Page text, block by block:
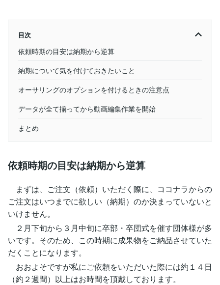
目次
依頼時期の目安は納期から逆算
納期について気を付けておきたいこと
オーサリングのオプションを付けるときの注意点
データが全て揃ってから動画編集作業を開始
まとめ
依頼時期の目安は納期から逆算
まずは、ご注文（依頼）いただく際に、ココナラからの
ご注文はいつまでに欲しい（納期）のか決まっていないと
いけません。
２月下旬から３月中旬に卒部・卒団式を催す団体様が多
いです。そのため、この時期に成果物をご納品させていた
だくことになります。
おおよそですが私にご依頼をいただいた際には約１４日
（約２週間）以上はお時間を頂戴しております。